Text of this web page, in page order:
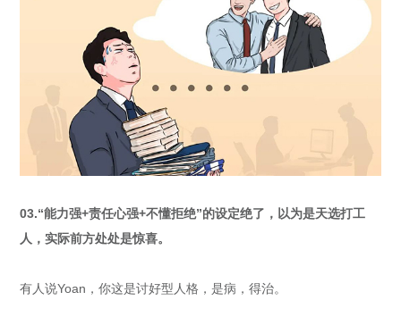
03.“能力强+责任心强+不懂拒绝”的设定绝了，以为是天选打工
人，实际前方处处是惊喜。
有人说Yoan，你这是讨好型人格，是病，得治。